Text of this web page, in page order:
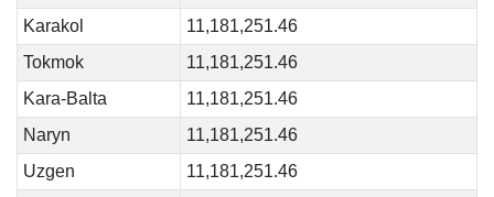
Karakol
11,181,251.46
Tokmok
11,181,251.46
Kara-Balta
11,181,251.46
Naryn
11,181,251.46
Uzgen
11,181,251.46